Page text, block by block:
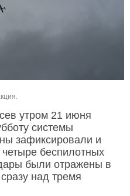
утром 21 июня
системы
зафиксировали и
беспилотных
были отражены в
над тремя